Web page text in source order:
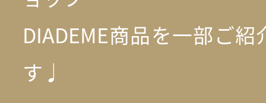
DIADEME商品を一部ご
す♩